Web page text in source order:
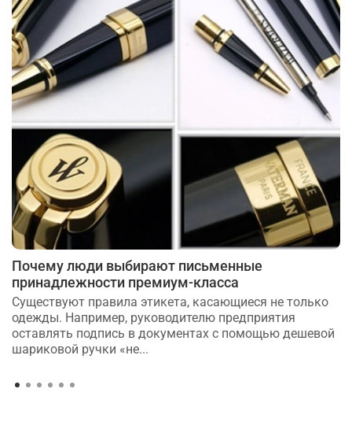
Почему люди выбирают письменные
принадлежности премиум-класса
Существуют правила этикета, касающиеся не только
одежды. Например, руководителю предприятия
оставлять подпись в документах с помощью дешевой
шариковой ручки «не...